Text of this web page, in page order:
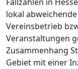
lokal
Vereinsbetrieb
Veranstaltungen
Zusammenhang
Gebiet mit einer